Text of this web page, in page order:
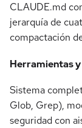
CLAUDE.md
jerarquía de
compactación
Herramientas
Sistema
Glob, Grep),
seguridad con